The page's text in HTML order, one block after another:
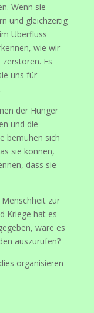
Wenn sie
und gleichzeitig
Überfluss
wie wir
Es
uns für
der Hunger
und die
bemühen sich
sie können,
dass sie
zur
Kriege hat es
wäre es
auszurufen?
organisieren